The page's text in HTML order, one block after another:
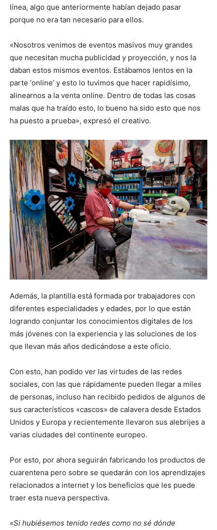
línea, algo que anteriormente habían dejado pasar
porque no era tan necesario para ellos.
«Nosotros venimos de eventos masivos muy grandes
que necesitan mucha publicidad y proyección, y nos la
daban estos mismos eventos. Estábamos lentos en la
parte ‘online’ y esto lo tuvimos que hacer rapidísimo,
alinearnos a la venta online. Dentro de todas las cosas
malas que ha traído esto, lo bueno ha sido esto que nos
ha puesto a prueba», expresó el creativo.
Además, la plantilla está formada por trabajadores con
diferentes especialidades y edades, por lo que están
logrando conjuntar los conocimientos digitales de los
más jóvenes con la experiencia y las soluciones de los
que llevan más años dedicándose a este oficio.
Con esto, han podido ver las virtudes de las redes
sociales, con las que rápidamente pueden llegar a miles
de personas, incluso han recibido pedidos de algunos de
sus característicos «cascos» de calavera desde Estados
Unidos y Europa y recientemente llevaron sus alebrijes a
varias ciudades del continente europeo.
Por esto, por ahora seguirán fabricando los productos de
cuarentena pero sobre se quedarán con los aprendizajes
relacionados a internet y los beneficios que les puede
traer esta nueva perspectiva.
«Si hubiésemos tenido redes como no sé dónde